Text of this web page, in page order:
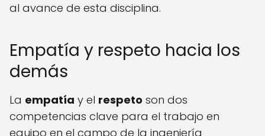
al avance de esta disciplina.
Empatía y respeto hacia los
demás
La empatía y el respeto son dos
competencias clave para el trabajo en
equipo en el campo de la ingeniería